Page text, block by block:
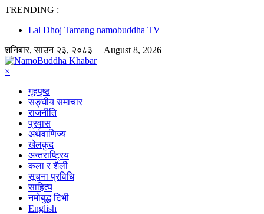
TRENDING :
Lal Dhoj Tamang namobuddha TV
शनिबार,साउन २३, २०८३ | August 8, 2026
×
गृहपृष्ठ
सङ्घीय समाचार
राजनीति
प्रवास
अर्थवाणिज्य
खेलकुद
अन्तराष्ट्रिय
कला र शैली
सूचना प्रविधि
साहित्य
नमोबुद्ध टिभी
English